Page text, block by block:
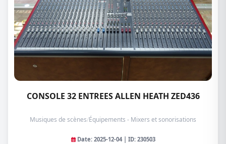
CONSOLE 32 ENTREES ALLEN HEATH ZED436
Musiques de scènes/Équipements - Mixers et sonorisations
Date: 2025-12-04 | ID: 230503